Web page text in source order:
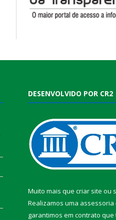
DESENVOLVIDO POR CR2
Muito mais que criar site ou
Realizamos uma assessoria
garantimos em contrato